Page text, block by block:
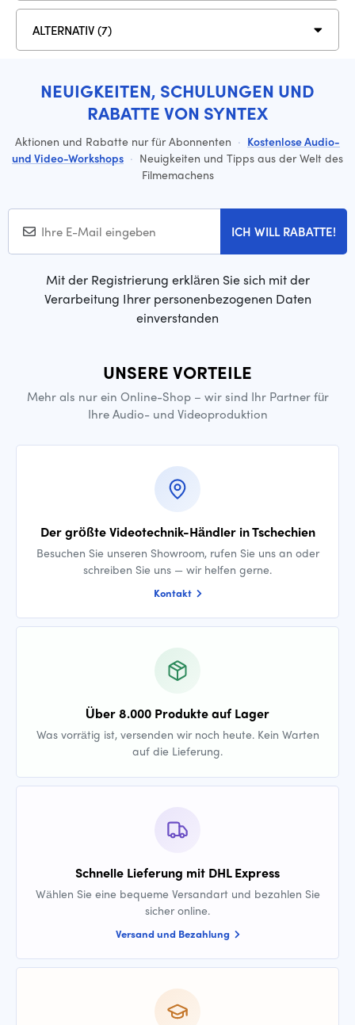
ALTERNATIV (7)
NEUIGKEITEN, SCHULUNGEN UND
RABATTE VON SYNTEX
Aktionen und Rabatte nur für Abonnenten · Kostenlose Audio-
und Video-Workshops · Neuigkeiten und Tipps aus der Welt des
Filmemachens
ICH WILL RABATTE!
Mit der Registrierung erklären Sie sich mit der
Verarbeitung Ihrer personenbezogenen Daten
einverstanden
UNSERE VORTEILE
Mehr als nur ein Online-Shop – wir sind Ihr Partner für
Ihre Audio- und Videoproduktion
Der größte Videotechnik-Händler in Tschechien
Besuchen Sie unseren Showroom, rufen Sie uns an oder
schreiben Sie uns — wir helfen gerne.
Kontakt
Über 8.000 Produkte auf Lager
Was vorrätig ist, versenden wir noch heute. Kein Warten
auf die Lieferung.
Schnelle Lieferung mit DHL Express
Wählen Sie eine bequeme Versandart und bezahlen Sie
sicher online.
Versand und Bezahlung